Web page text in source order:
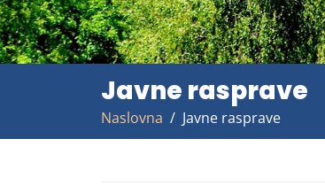
Javne rasprave
Naslovna Javne rasprave